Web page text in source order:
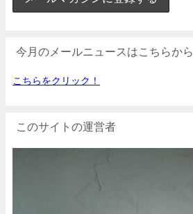
今月のメールニュースはこちらから
こちらをクリック！
このサイトの運営者